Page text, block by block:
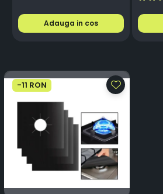
Adauga in cos
-11 RON